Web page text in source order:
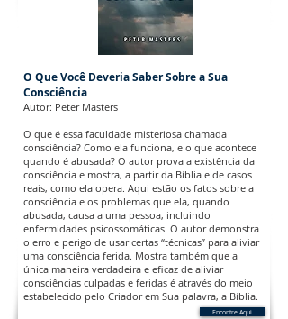
O Que Você Deveria Saber Sobre a Sua
Consciência
Autor: Peter Masters
O que é essa faculdade misteriosa chamada
consciência? Como ela funciona, e o que acontece
quando é abusada? O autor prova a existência da
consciência e mostra, a partir da Bíblia e de casos
reais, como ela opera. Aqui estão os fatos sobre a
consciência e os problemas que ela, quando
abusada, causa a uma pessoa, incluindo
enfermidades psicossomáticas. O autor demonstra
o erro e perigo de usar certas “técnicas” para aliviar
uma consciência ferida. Mostra também que a
única maneira verdadeira e eficaz de aliviar
consciências culpadas e feridas é através do meio
estabelecido pelo Criador em Sua palavra, a Bíblia.
Encontre Aqui